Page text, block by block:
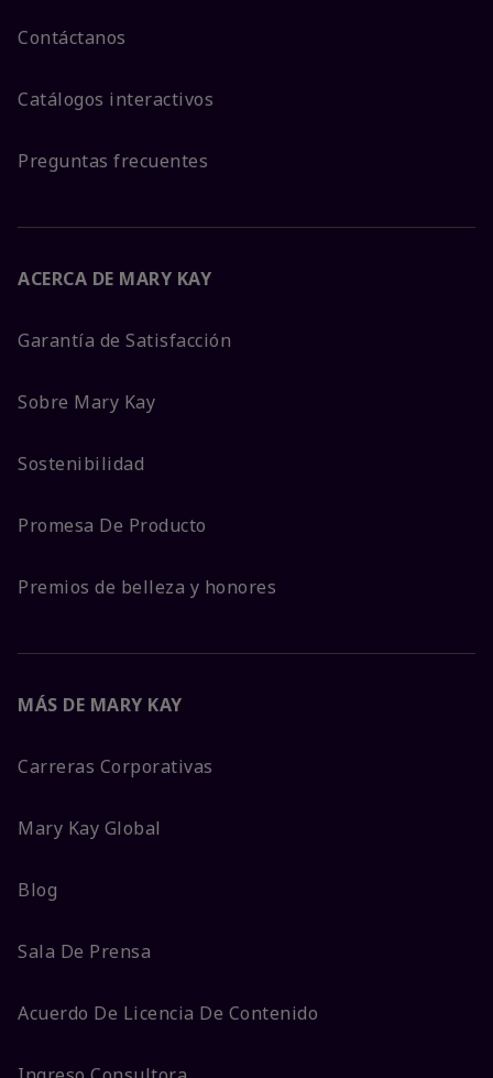
Contáctanos
Catálogos interactivos
Preguntas frecuentes
ACERCA DE MARY KAY
Garantía de Satisfacción
Sobre Mary Kay
Sostenibilidad
Promesa De Producto
Premios de belleza y honores
MÁS DE MARY KAY
Carreras Corporativas
Mary Kay Global
Blog
Sala De Prensa
Acuerdo De Licencia De Contenido